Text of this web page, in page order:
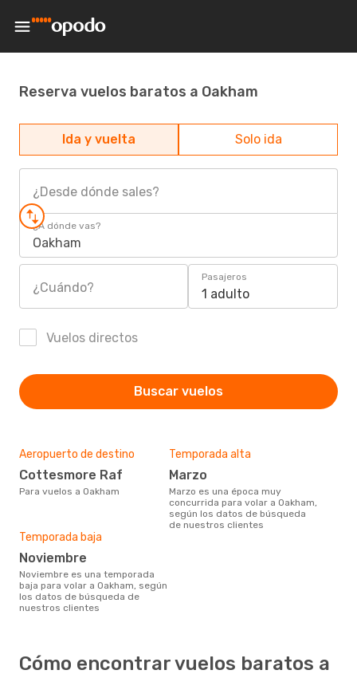
Reserva vuelos baratos a Oakham
Ida y vuelta Solo ida
¿Desde dónde sales?
¿A dónde vas?
Oakham
¿Cuándo?
Pasajeros
1 adulto
Vuelos directos
Buscar vuelos
Aeropuerto de destino
Cottesmore Raf
Para vuelos a Oakham
Temporada alta
marzo
marzo es una época muy
concurrida para volar a Oakham,
según los datos de búsqueda
de nuestros clientes
Temporada baja
noviembre
noviembre es una temporada
baja para volar a Oakham, según
los datos de búsqueda de
nuestros clientes
Cómo encontrar vuelos baratos a